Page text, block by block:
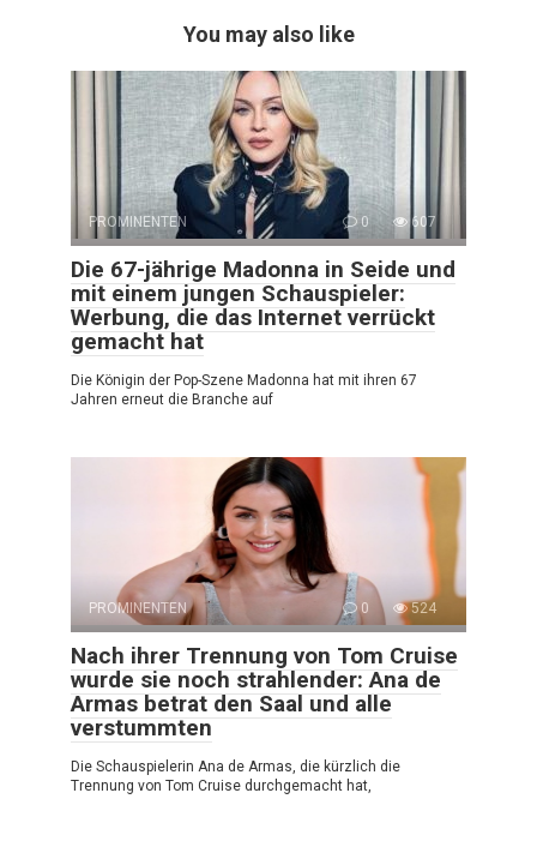
You may also like
PROMINENTEN 0 607
Die 67-jährige Madonna in Seide und
mit einem jungen Schauspieler:
Werbung, die das Internet verrückt
gemacht hat
Die Königin der Pop-Szene Madonna hat mit ihren 67
Jahren erneut die Branche auf
PROMINENTEN 0 524
Nach ihrer Trennung von Tom Cruise
wurde sie noch strahlender: Ana de
Armas betrat den Saal und alle
verstummten
Die Schauspielerin Ana de Armas, die kürzlich die
Trennung von Tom Cruise durchgemacht hat,